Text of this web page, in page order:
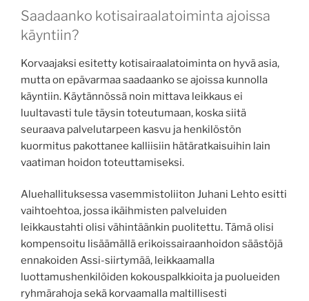
Saadaanko kotisairaalatoiminta ajoissa
käyntiin?
Korvaajaksi esitetty kotisairaalatoiminta on hyvä asia,
mutta on epävarmaa saadaanko se ajoissa kunnolla
käyntiin. Käytännössä noin mittava leikkaus ei
luultavasti tule täysin toteutumaan, koska siitä
seuraava palvelutarpeen kasvu ja henkilöstön
kuormitus pakottanee kalliisiin hätäratkaisuihin lain
vaatiman hoidon toteuttamiseksi.
Aluehallituksessa vasemmistoliiton Juhani Lehto esitti
vaihtoehtoa, jossa ikäihmisten palveluiden
leikkaustahti olisi vähintäänkin puolitettu. Tämä olisi
kompensoitu lisäämällä erikoissairaanhoidon säästöjä
ennakoiden Assi-siirtymää, leikkaamalla
luottamushenkilöiden kokouspalkkioita ja puolueiden
ryhmärahoja sekä korvaamalla maltillisesti